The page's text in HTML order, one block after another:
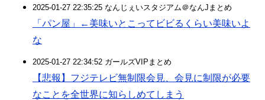
2025-01-27 22:35:25 なんじぇいスタジアム＠なんJまとめ
「パン屋」←美味いとこってビビるくらい美味いよ
な
2025-01-27 22:34:52 ガールズVIPまとめ
【悲報】フジテレビ無制限会見、会見に制限が必要
なことを全世界に知らしめてしまう